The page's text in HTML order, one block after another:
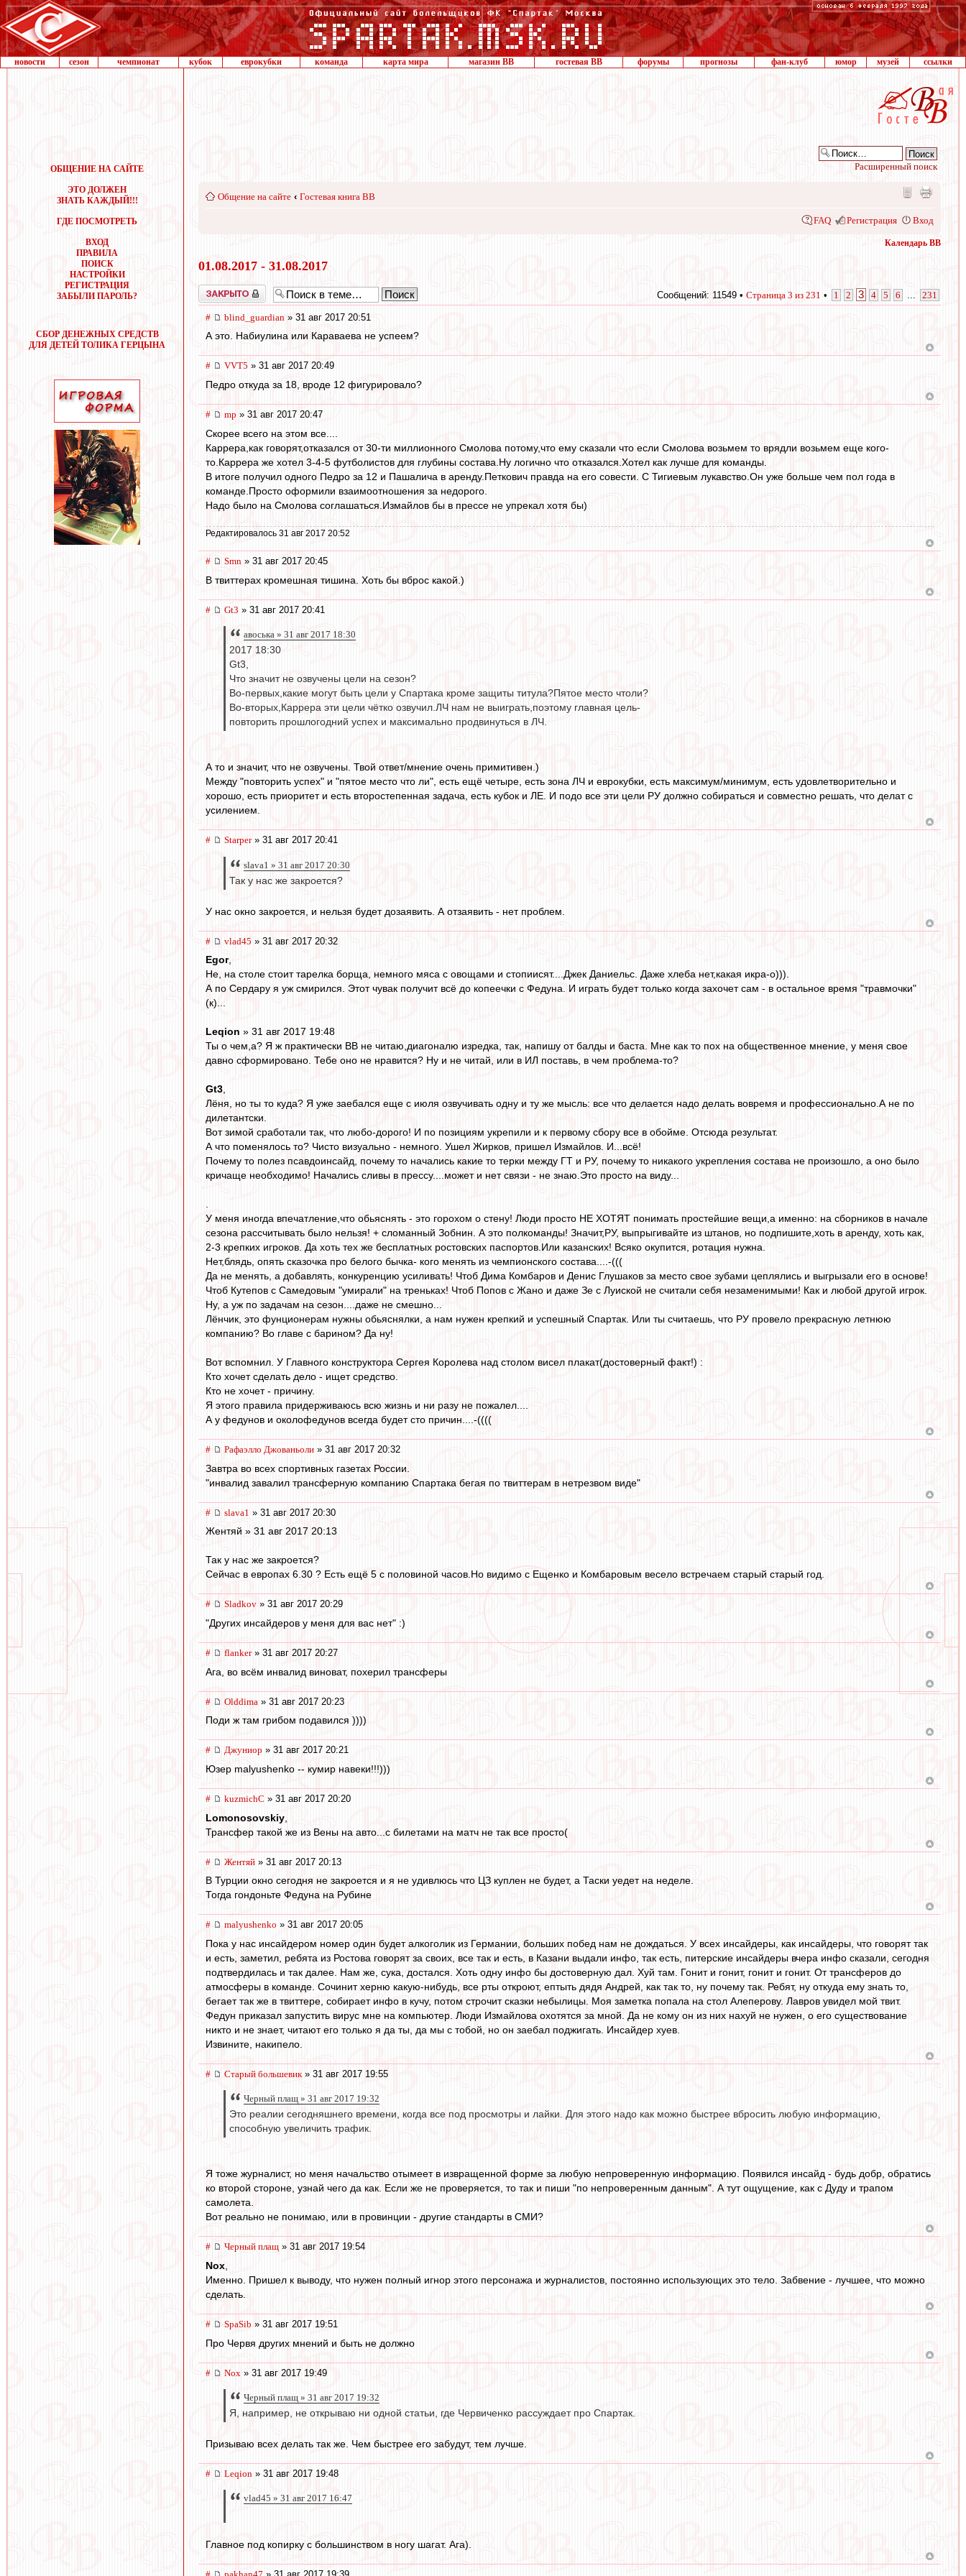
новости сезон чемпионат кубок еврокубки команда карта мира магазин ВВ гостевая ВВ форумы прогнозы фан-клуб юмор музей ссылки
ОБЩЕНИЕ НА САЙТЕ
ЭТО ДОЛЖЕН
ЗНАТЬ КАЖДЫЙ!!!
ГДЕ ПОСМОТРЕТЬ
ВХОД
ПРАВИЛА
ПОИСК
НАСТРОЙКИ
РЕГИСТРАЦИЯ
ЗАБЫЛИ ПАРОЛЬ?
СБОР ДЕНЕЖНЫХ СРЕДСТВ
ДЛЯ ДЕТЕЙ ТОЛИКА ГЕРЦЫНА
Расширенный поиск
Общение на сайте ‹ Гостевая книга ВВ
FAQ Регистрация Вход
Календарь ВВ
01.08.2017 - 31.08.2017
Закрыто Сообщений: 11549 • Страница 3 из 231 • 1 2 3 4 5 6 231
# blind_guardian » 31 авг 2017 20:51
А это. Набиулина или Караваева не успеем?
# VVT5 » 31 авг 2017 20:49
Педро откуда за 18, вроде 12 фигурировало?
# mp » 31 авг 2017 20:47
Скорее всего на этом все....
Каррера,как говорят,отказался от 30-ти миллионного Смолова потому,что ему сказали что если Смолова возьмем то врядли возьмем еще кого-
то.Каррера же хотел 3-4-5 футболистов для глубины состава.Ну логично что отказался.Хотел как лучше для команды.
В итоге получил одного Педро за 12 и Пашалича в аренду.Петкович правда на его совести. С Тигиевым лукавство.Он уже больше чем пол года в
команде.Просто оформили взаимоотношения за недорого.
Надо было на Смолова соглашаться.Измайлов бы в прессе не упрекал хотя бы)
Редактировалось 31 авг 2017 20:52
# Smn » 31 авг 2017 20:45
В твиттерах кромешная тишина. Хоть бы вброс какой.)
# Gt3 » 31 авг 2017 20:41
авоська » 31 авг 2017 18:30
2017 18:30
Gt3,
Что значит не озвучены цели на сезон?
Во-первых,какие могут быть цели у Спартака кроме защиты титула?Пятое место чтоли?
Во-вторых,Каррера эти цели чётко озвучил.ЛЧ нам не выиграть,поэтому главная цель-
повторить прошлогодний успех и максимально продвинуться в ЛЧ.
А то и значит, что не озвучены. Твой ответ/мнение очень примитивен.)
Между "повторить успех" и "пятое место что ли", есть ещё четыре, есть зона ЛЧ и еврокубки, есть максимум/минимум, есть удовлетворительно и
хорошо, есть приоритет и есть второстепенная задача, есть кубок и ЛЕ. И подо все эти цели РУ должно собираться и совместно решать, что делат с
усилением.
# Starper» 31 авг 2017 20:41
slava1 » 31 авг 2017 20:30
Так у нас же закроется?
У нас окно закроется, и нельзя будет дозаявить. А отзаявить - нет проблем.
# vlad45 » 31 авг 2017 20:32
Egor,
Не, на столе стоит тарелка борща, немного мяса с овощами и стопиисят....Джек Даниельс. Даже хлеба нет,какая икра-о))).
А по Сердару я уж смирился. Этот чувак получит всё до копеечки с Федуна. И играть будет только когда захочет сам - в остальное время "травмочки"
(к)...
Leqion » 31 авг 2017 19:48
Ты о чем,а? Я ж практически ВВ не читаю,диагоналю изредка, так, напишу от балды и баста. Мне как то пох на общественное мнение, у меня свое
давно сформировано. Тебе оно не нравится? Ну и не читай, или в ИЛ поставь, в чем проблема-то?
Gt3,
Лёня, но ты то куда? Я уже заебался еще с июля озвучивать одну и ту же мысль: все что делается надо делать вовремя и профессионально.А не по
дилетантски.
Вот зимой сработали так, что любо-дорого! И по позициям укрепили и к первому сбору все в обойме. Отсюда результат.
А что поменялось то? Чисто визуально - немного. Ушел Жирков, пришел Измайлов. И...всё!
Почему то полез псавдоинсайд, почему то начались какие то терки между ГТ и РУ, почему то никакого укрепления состава не произошло, а оно было
кричаще необходимо! Начались сливы в прессу....может и нет связи - не знаю.Это просто на виду...
.
У меня иногда впечатление,что обьяснять - это горохом о стену! Люди просто НЕ ХОТЯТ понимать простейшие вещи,а именно: на сборников в начале
сезона рассчитывать было нельзя! + сломанный Зобнин. А это полкоманды! Значит,РУ, выпрыгивайте из штанов, но подпишите,хоть в аренду, хоть как,
2-3 крепких игроков. Да хоть тех же бесплатных ростовских паспортов.Или казанских! Всяко окупится, ротация нужна.
Нет,блядь, опять сказочка про белого бычка- кого менять из чемпионского состава....-(((
Да не менять, а добавлять, конкуренцию усиливать! Чтоб Дима Комбаров и Денис Глушаков за место свое зубами цеплялись и выгрызали его в основе!
Чтоб Кутепов с Самедовым "умирали" на треньках! Чтоб Попов с Жано и даже Зе с Луиской не считали себя незаменимыми! Как и любой другой игрок.
Ну, а уж по задачам на сезон....даже не смешно...
Лёнчик, это фунционерам нужны обьяснялки, а нам нужен крепкий и успешный Спартак. Или ты считаешь, что РУ провело прекрасную летнюю
компанию? Во главе с барином? Да ну!
Вот вспомнил. У Главного конструктора Сергея Королева над столом висел плакат(достоверный факт!) :
Кто хочет сделать дело - ищет средство.
Кто не хочет - причину.
Я этого правила придерживаюсь всю жизнь и ни разу не пожалел....
А у федунов и околофедунов всегда будет сто причин....-((((
# Рафаэлло Джованьоли » 31 авг 2017 20:32
Завтра во всех спортивных газетах России.
"инвалид завалил трансферную компанию Спартака бегая по твиттерам в нетрезвом виде"
# slava1 » 31 авг 2017 20:30
Жентяй » 31 авг 2017 20:13
Так у нас же закроется?
Сейчас в европах 6.30 ? Есть ещё 5 с половиной часов.Но видимо с Ещенко и Комбаровым весело встречаем старый старый год.
# Sladkov » 31 авг 2017 20:29
"Других инсайдеров у меня для вас нет" :)
# flanker» 31 авг 2017 20:27
Ага, во всём инвалид виноват, похерил трансферы
# Olddima » 31 авг 2017 20:23
Поди ж там грибом подавился ))))
# Джуниор » 31 авг 2017 20:21
Юзер malyushenko -- кумир навеки!!!)))
# kuzmichC » 31 авг 2017 20:20
Lomonosovskiy
Трансфер такой же из Вены на авто...с билетами на матч не так все просто(
# Жентяй » 31 авг 2017 20:13
В Турции окно сегодня не закроется и я не удивлюсь что ЦЗ куплен не будет, а Таски уедет на неделе.
Тогда гондоньте Федуна на Рубине
# malyushenko » 31 авг 2017 20:05
Пока у нас инсайдером номер один будет алкоголик из Германии, больших побед нам не дождаться. У всех инсайдеры, как инсайдеры, что говорят так
и есть, заметил, ребята из Ростова говорят за своих, все так и есть, в Казани выдали инфо, так есть, питерские инсайдеры вчера инфо сказали, сегодня
подтвердилась и так далее. Нам же, сука, достался. Хоть одну инфо бы достоверную дал. Хуй там. Гонит и гонит, гонит и гонит. От трансферов до
атмосферы в команде. Сочинит херню какую-нибудь, все рты откроют, ептыть дядя Андрей, как так то, ну почему так. Ребят, ну откуда ему знать то,
бегает так же в твиттере, собирает инфо в кучу, потом строчит сказки небылицы. Моя заметка попала на стол Алеперову. Лавров увидел мой твит.
Федун приказал запустить вирус мне на компьютер. Люди Измайлова охотятся за мной. Да не кому он из них нахуй не нужен, о его существование
никто и не знает, читают его только я да ты, да мы с тобой, но он заебал поджигать. Инсайдер хуев.
Извините, накипело.
# Старый большевик » 31 авг 2017 19:55
Черный плащ » 31 авг 2017 19:32
Это реалии сегодняшнего времени, когда все под просмотры и лайки. Для этого надо как можно быстрее вбросить любую информацию,
способную увеличить трафик.
Я тоже журналист, но меня начальство отымеет в извращенной форме за любую непроверенную информацию. Появился инсайд - будь добр, обратись
ко второй стороне, узнай чего да как. Если же не проверяется, то так и пиши "по непроверенным данным". А тут ощущение, как с Дуду и трапом
самолета.
Вот реально не понимаю, или в провинции - другие стандарты в СМИ?
# Черный плащ » 31 авг 2017 19:54
Nox
Именно. Пришел к выводу, что нужен полный игнор этого персонажа и журналистов, постоянно использующих это тело. Забвение - лучшее, что можно
сделать.
# SpaSib » 31 авг 2017 19:51
Про Червя других мнений и быть не должно
# Nox » 31 авг 2017 19:49
Черный плащ » 31 авг 2017 19:32
Я, например, не открываю ни одной статьи, где Червиченко рассуждает про Спартак.
Призываю всех делать так же. Чем быстрее его забудут, тем лучше.
# Leqion » 31 авг 2017 19:48
vlad45 » 31 авг 2017 16:47
Главное под копирку с большинством в ногу шагат. Ага).